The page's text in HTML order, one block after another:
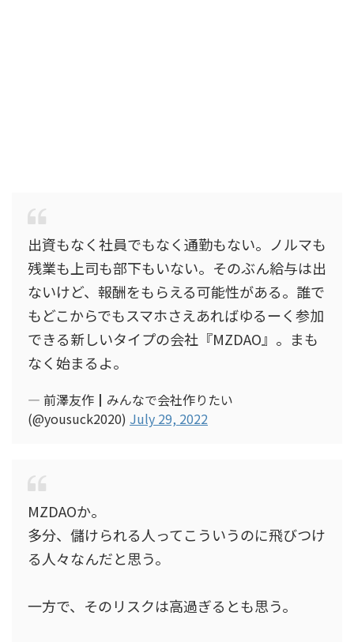
出資もなく社員でもなく通勤もない。ノルマも
残業も上司も部下もいない。そのぶん給与は出
ないけど、報酬をもらえる可能性がある。誰で
もどこからでもスマホさえあればゆるーく参加
できる新しいタイプの会社『MZDAO』。まも
なく始まるよ。
— 前澤友作┃みんなで会社作りたい
(@yousuck2020) July 29, 2022
MZDAOか。
多分、儲けられる人ってこういうのに飛びつけ
る人々なんだと思う。
一方で、そのリスクは高過ぎるとも思う。